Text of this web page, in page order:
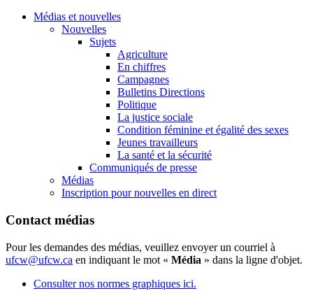
Médias et nouvelles
Nouvelles
Sujets
Agriculture
En chiffres
Campagnes
Bulletins Directions
Politique
La justice sociale
Condition féminine et égalité des sexes
Jeunes travailleurs
La santé et la sécurité
Communiqués de presse
Médias
Inscription pour nouvelles en direct
Contact médias
Pour les demandes des médias, veuillez envoyer un courriel à
ufcw@ufcw.ca en indiquant le mot « Média » dans la ligne d'objet.
Consulter nos normes graphiques ici.